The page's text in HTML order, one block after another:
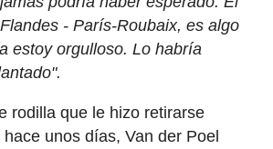
- París-Roubaix, es algo
estoy orgulloso. Lo habría
rodilla que le hizo retirarse
unos días, Van der Poel